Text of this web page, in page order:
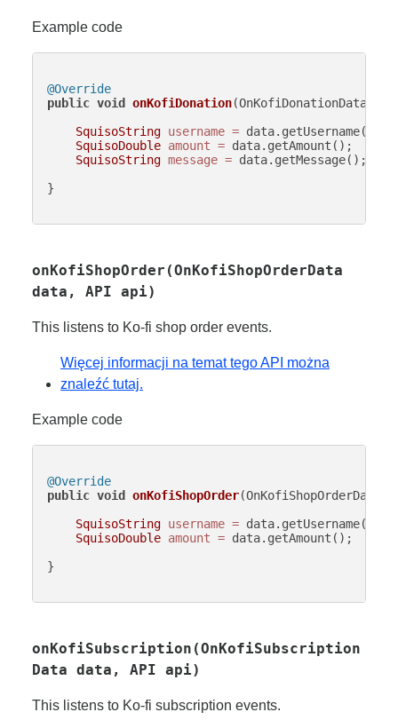
Example code
@Override
public void onKofiDonation(OnKofiDonationData
SquisoString username = data.getUsername();
SquisoDouble amount = data.getAmount();
SquisoString message = data.getMessage();
}
onKofiShopOrder(OnKofiShopOrderData
data, API api)
This listens to Ko-fi shop order events.
Więcej informacji na temat tego API można
znaleźć tutaj.
Example code
@Override
public void onKofiShopOrder
SquisoString username = data.getUsername();
SquisoDouble amount = data.getAmount();
}
onKofiSubscription(OnKofiSubscription
Data data, API api)
This listens to Ko-fi subscription events.